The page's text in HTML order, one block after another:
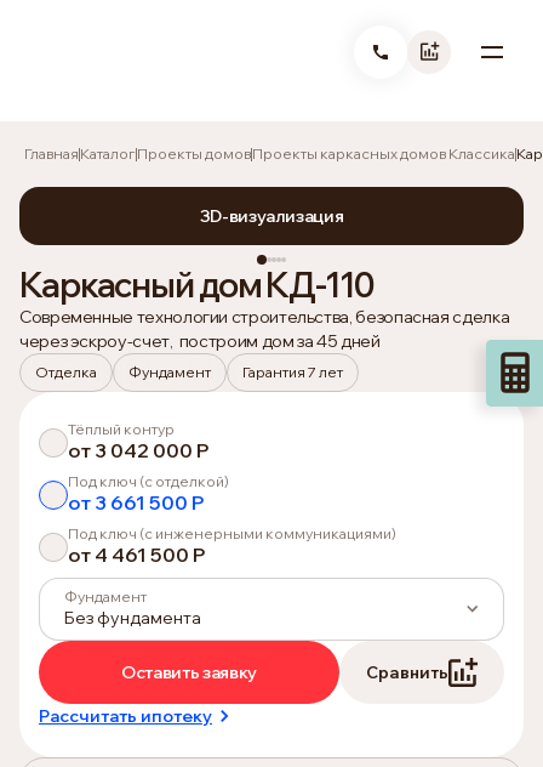
Главная Каталог Проекты домовПроекты каркасных домов Классика
3D-визуализация
Каркасный дом КД-110
Современные технологии строительства, безопасная сделка
через эскроу-счет,  построим дом за 45 дней
Отделка Фундамент Гарантия 7 лет
Тёплый контур
от 3 042 000 P
Под ключ (с отделкой)
от 3 661 500 P
Под ключ (с инженерными коммуникациями)
от 4 461 500 P
Фундамент
Без фундамента
Оставить заявку
Сравнить
Рассчитать ипотеку